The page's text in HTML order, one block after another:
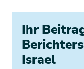
Ihr
Israel